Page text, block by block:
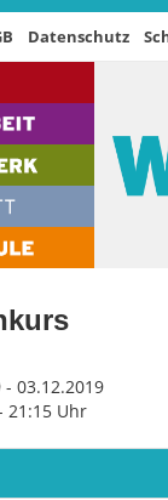
Datenschutz
- 03.12.2019
21:15 Uhr